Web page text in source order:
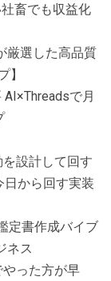
畜でも収益化
厳選した高品質
】
で月
設計して回す
日から回す実装
定書作成バイブ
ネス
った方が早